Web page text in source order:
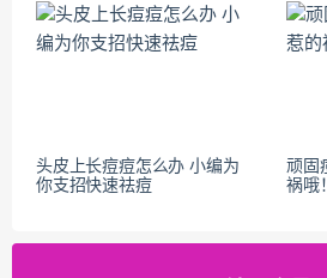
头皮上长痘痘怎么办 小编为
你支招快速祛痘
顽固
祸哦！